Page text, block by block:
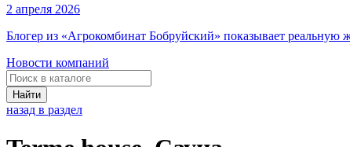
2 апреля 2026
Блогер из «Агрокомбинат Бобруйский» показывает реальную
Новости компаний
Найти
назад в раздел